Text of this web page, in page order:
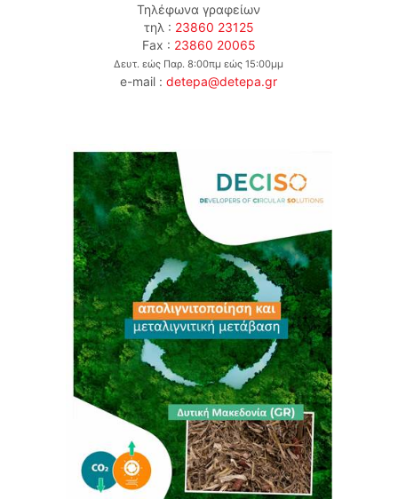
Τηλέφωνα γραφείων
τηλ : 23860 23125
Fax : 23860 20065
Δευτ. εώς Παρ. 8:00πμ εώς 15:00μμ
e-mail :detepa@detepa.gr